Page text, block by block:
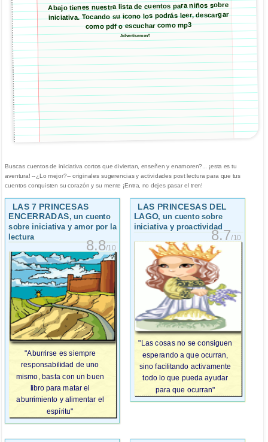
Abajo tienes nuestra lista de cuentos para niños sobre
iniciativa. Tocando su icono los podrás leer, descargar
como pdf o escuchar como mp3
Advertisement
Buscas cuentos de iniciativa cortos que diviertan, enseñen y enamoren?... ¡esta es tu
aventura! --¿Lo mejor?-- originales sugerencias y actividades post lectura para que tus
cuentos conquisten su corazón y su mente ¡Entra, no dejes pasar el tren!
LAS 7 PRINCESAS
ENCERRADAS, un cuento
sobre iniciativa y amor por la
lectura
8.8/10
"Aburrirse es siempre
responsabilidad de uno
mismo, basta con un buen
libro para matar el
aburrimiento y alimentar el
espíritu"
LAS PRINCESAS DEL
LAGO, un cuento sobre
iniciativa y proactividad
8.7/10
"Las cosas no se consiguen
esperando a que ocurran,
sino facilitando activamente
todo lo que pueda ayudar
para que ocurran"